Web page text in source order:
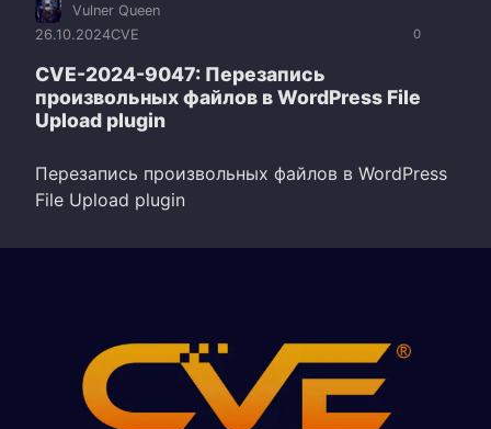
0
Vulner Queen
26.10.2024CVE
CVE-2024-9047: Перезапись
произвольных файлов в WordPress File
Upload plugin
Перезапись произвольных файлов в WordPress
File Upload plugin